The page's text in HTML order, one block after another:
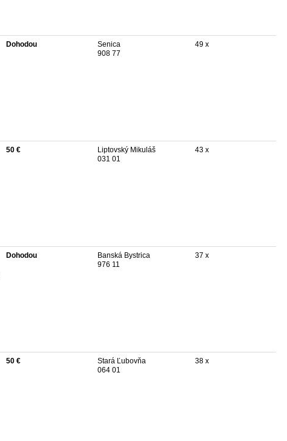
Dohodou
Senica
908 77
49 x
50 €
Liptovský Mikuláš
031 01
43 x
Dohodou
Banská Bystrica
976 11
37 x
50 €
Stará Ľubovňa
064 01
38 x